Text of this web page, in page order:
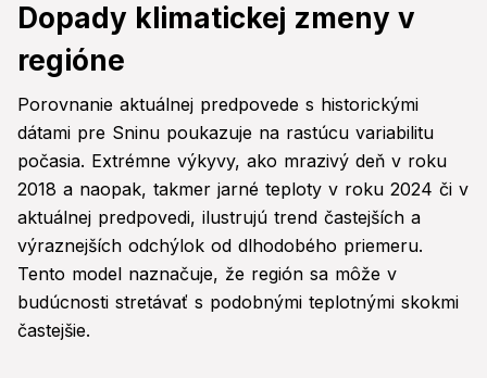
Dopady klimatickej zmeny v
regióne
Porovnanie aktuálnej predpovede s historickými
dátami pre Sninu poukazuje na rastúcu variabilitu
počasia. Extrémne výkyvy, ako mrazivý deň v roku
2018 a naopak, takmer jarné teploty v roku 2024 či v
aktuálnej predpovedi, ilustrujú trend častejších a
výraznejších odchýlok od dlhodobého priemeru.
Tento model naznačuje, že región sa môže v
budúcnosti stretávať s podobnými teplotnými skokmi
častejšie.